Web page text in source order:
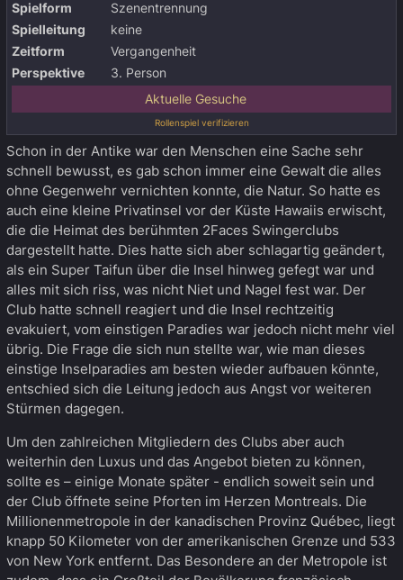
Spielform
Szenentrennung
Spielleitung
keine
Zeitform
Vergangenheit
Perspektive
3. Person
Aktuelle Gesuche
Rollenspiel verifizieren
Schon in der Antike war den Menschen eine Sache sehr
schnell bewusst, es gab schon immer eine Gewalt die alles
ohne Gegenwehr vernichten konnte, die Natur. So hatte es
auch eine kleine Privatinsel vor der Küste Hawaiis erwischt,
die die Heimat des berühmten 2Faces Swingerclubs
dargestellt hatte. Dies hatte sich aber schlagartig geändert,
als ein Super Taifun über die Insel hinweg gefegt war und
alles mit sich riss, was nicht Niet und Nagel fest war. Der
Club hatte schnell reagiert und die Insel rechtzeitig
evakuiert, vom einstigen Paradies war jedoch nicht mehr viel
übrig. Die Frage die sich nun stellte war, wie man dieses
einstige Inselparadies am besten wieder aufbauen könnte,
entschied sich die Leitung jedoch aus Angst vor weiteren
Stürmen dagegen.
Um den zahlreichen Mitgliedern des Clubs aber auch
weiterhin den Luxus und das Angebot bieten zu können,
sollte es – einige Monate später - endlich soweit sein und
der Club öffnete seine Pforten im Herzen Montreals. Die
Millionenmetropole in der kanadischen Provinz Québec, liegt
knapp 50 Kilometer von der amerikanischen Grenze und 533
von New York entfernt. Das Besondere an der Metropole ist